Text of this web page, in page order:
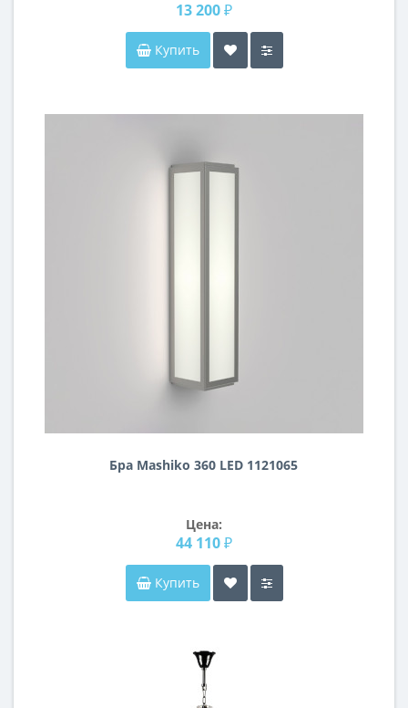
13 200 ₽
Купить
Бра Mashiko 360 LED 1121065
Цена:
44 110 ₽
Купить